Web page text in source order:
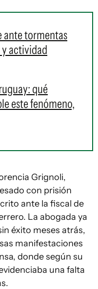
ante tormentas
actividad
qué
este fenómeno,
Grignoli,
con prisión
ante la fiscal de
La abogada ya
éxito meses atrás,
manifestaciones
donde según su
una falta